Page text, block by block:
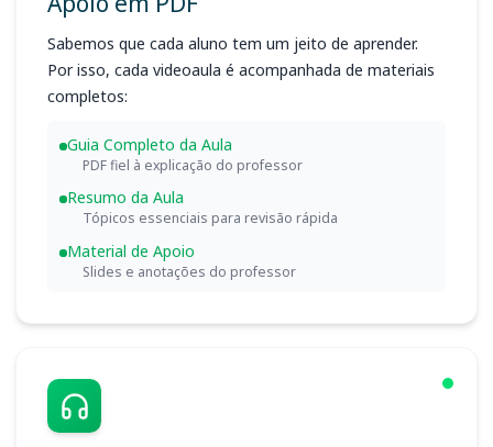
Sabemos que cada aluno tem um jeito de aprender.
Por isso, cada videoaula é acompanhada de materiais
completos:
Guia Completo da Aula
PDF fiel à explicação do professor
Resumo da Aula
Tópicos essenciais para revisão rápida
Material de Apoio
Slides e anotações do professor